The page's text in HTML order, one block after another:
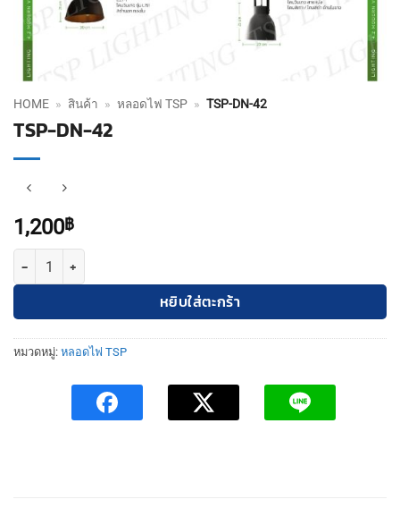
HOME » สินค้า » หลอดไฟ TSP » TSP-DN-42
TSP-DN-42
1,200฿
จำนวน TSP-DN-42 ชิ้น
หยิบใส่ตะกร้า
หมวดหมู่: หลอดไฟ TSP